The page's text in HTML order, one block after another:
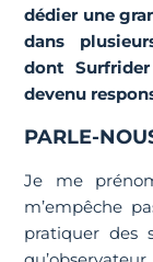
dédier une
dans
dont
devenu
PARLE-
Je me
m’empêche
pratiquer des